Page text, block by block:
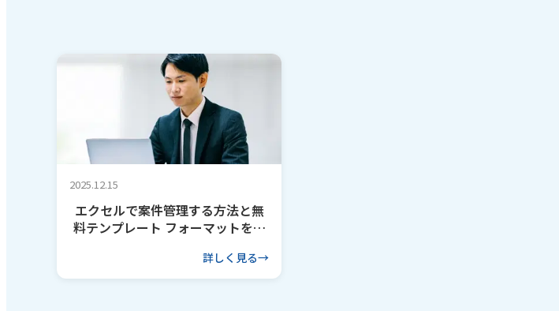
2025.12.15
エクセルで案件管理する方法と無
料テンプレート フォーマットを作
詳しく見る